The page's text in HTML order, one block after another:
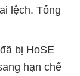
lệch. Tổng
bị HoSE
hạn chế